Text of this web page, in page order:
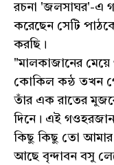
রচনা 'জলসাঘর'-এ
করেছেন সেটি
করছি।
"মালকাজানের
কোকিল কন্ঠ তখন
তাঁর এক রাতের
দিনে। এই
কিছু কিছু তো আমার
আছে বৃন্দাবন বসু